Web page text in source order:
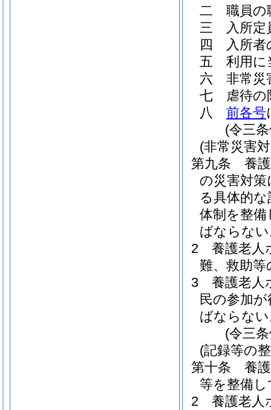
二
職員の
三
入所定
四
入所
五
利用に
六
非常災
七
虐待
八
前各号
(令三
(非常災害
第九条
養
の災害対
る具体的
体制を整
ばならな
2
養護老人
難、救助
3
養護老人
民の参加
ばならな
(令三
(記録等の
第十条
養
等を整備
2
養護老人